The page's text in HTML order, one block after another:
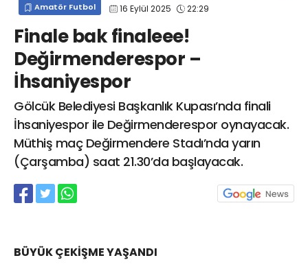
Amatör Futbol 16 Eylül 2025 22:29
Finale bak finaleee!
Değirmenderespor –
İhsaniyespor
Gölcük Belediyesi Başkanlık Kupası’nda finali
İhsaniyespor ile Değirmenderespor oynayacak.
Müthiş maç Değirmendere Stadı’nda yarın
(Çarşamba) saat 21.30’da başlayacak.
BÜYÜK ÇEKİŞME YAŞANDI
info@spor41.com